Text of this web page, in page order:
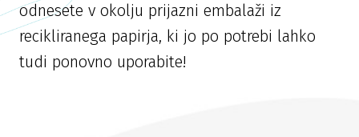
odnesete v okolju prijazni embalaži iz
recikliranega papirja, ki jo po potrebi lahko
tudi ponovno uporabite!